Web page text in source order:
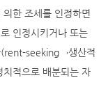
한 조세를 인정하면
인정시키거나 또는
(rent-seeking→생산적
적으로 배분되는 자